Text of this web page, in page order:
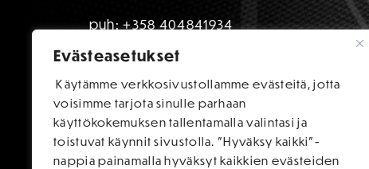
Evästeasetukset
Käytämme verkkosivustollamme evästeitä, jotta
voisimme tarjota sinulle parhaan
käyttökokemuksen tallentamalla valintasi ja
toistuvat käynnit sivustolla. "Hyväksy kaikki"-
nappia painamalla hyväksyt kaikkien evästeiden
puh:+358 404841934
toimisto@fchaka.fi